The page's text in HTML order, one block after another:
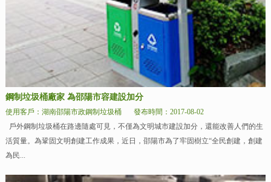
鋼制垃圾桶廠家 為邵陽市容建設加分
使用客戶：湖南邵陽市政鋼制垃圾桶
發布時間：2017-08-02
戶外鋼制垃圾桶在路邊隨處可見，不僅為文明城市建設加分，還能改善人們的生
活質量。為鞏固文明創建工作成果，近日，邵陽市為了牢固樹立“全民創建，創建
為民...